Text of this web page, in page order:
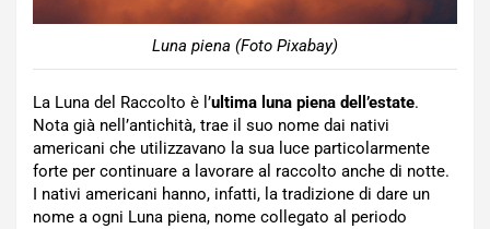
Luna piena (Foto Pixabay)
La Luna del Raccolto è l’ultima luna piena dell’estate.
Nota già nell’antichità, trae il suo nome dai nativi
americani che utilizzavano la sua luce particolarmente
forte per continuare a lavorare al raccolto anche di notte.
I nativi americani hanno, infatti, la tradizione di dare un
nome a ogni Luna piena, nome collegato al periodo